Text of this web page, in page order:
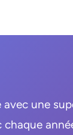
une